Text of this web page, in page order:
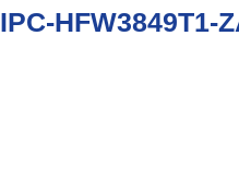
IPC-HFW3849T1-